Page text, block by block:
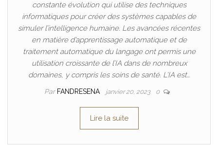
constante évolution qui utilise des techniques
informatiques pour créer des systèmes capables de
simuler l’intelligence humaine. Les avancées récentes
en matière d’apprentissage automatique et de
traitement automatique du langage ont permis une
utilisation croissante de l’IA dans de nombreux
domaines, y compris les soins de santé. L’IA est…
Par FANDRESENA janvier 20, 2023 0
Lire la suite